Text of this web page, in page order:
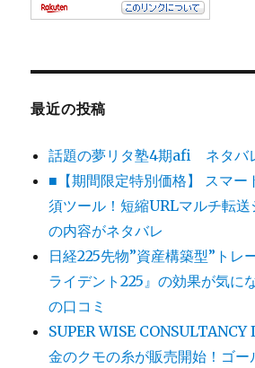
最近の投稿
話題の夢リタ塾4期afi ネタバ
■【期間限定特別価格】 スマー
須ツール！短縮URLマルチ転送
の内容がネタバレ
日経225先物”資産構築型”トレ
ライデント225』の効果が気に
の口コミ
SUPER WISE
金のクモの糸が販売開始！ゴー